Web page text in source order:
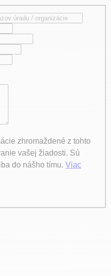
zhromaždené z tohto
vašej žiadosti. Sú
do nášho tímu. Viac